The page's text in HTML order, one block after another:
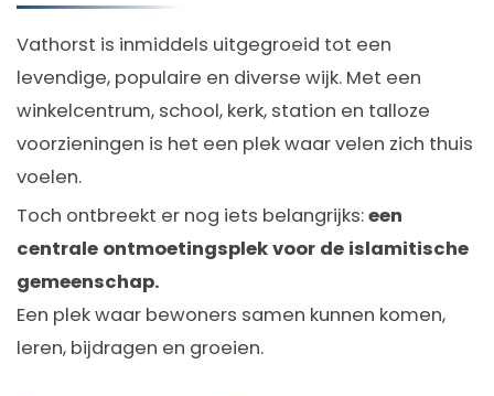
Vathorst is inmiddels uitgegroeid tot een
levendige, populaire en diverse wijk. Met een
winkelcentrum, school, kerk, station en talloze
voorzieningen is het een plek waar velen zich thuis
voelen.
Toch ontbreekt er nog iets belangrijks:een
centrale ontmoetingsplek voor de islamitische
gemeenschap.
Een plek waar bewoners samen kunnen komen,
leren, bijdragen en groeien.